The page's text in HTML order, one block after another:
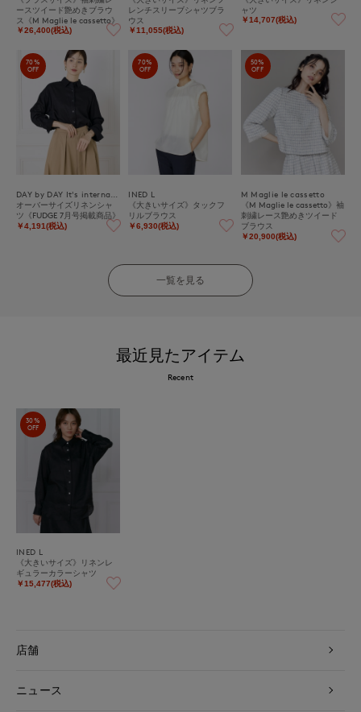
ースツイード艶めきブラウ
ス《M Maglie le cassetto》
￥26,400(税込)
レンチスリーブシャツブラ
ウス
￥11,055(税込)
ャツ
￥14,707(税込)
70%
OFF
オーバーサイズリネンシャ
ツ《FUDGE 7月号掲載商品》
￥4,191(税込)
70%
OFF
INED L
《大きいサイズ》タックフ
リルブラウス
￥6,930(税込)
50%
OFF
M Maglie le cassetto
《M Maglie le cassetto》袖
刺繍レース艶めきツイード
ブラウス
￥20,900(税込)
一覧を見る
最近見たアイテム
Recent
30%
OFF
INED L
《大きいサイズ》リネンレ
ギュラーカラーシャツ
￥15,477(税込)
店舗
ニュース